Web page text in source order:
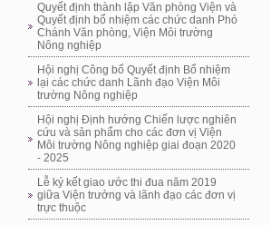
Quyết định thành lập Văn phòng Viện và
Quyết định bổ nhiệm các chức danh Phó
Chánh Văn phòng, Viện Môi trường
Nông nghiệp
Hội nghị Công bố Quyết định Bổ nhiệm
lại các chức danh Lãnh đạo Viện Môi
trường Nông nghiệp
Hội nghị Định hướng Chiến lược nghiên
cứu và sản phẩm cho các đơn vị Viện
Môi trường Nông nghiệp giai đoạn 2020
- 2025
Lễ ký kết giao ước thi đua năm 2019
giữa Viện trưởng và lãnh đạo các đơn vị
trực thuộc